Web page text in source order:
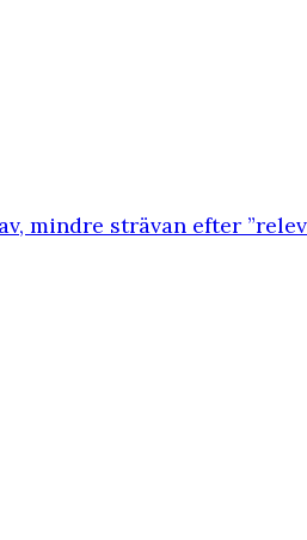
mindre strävan efter